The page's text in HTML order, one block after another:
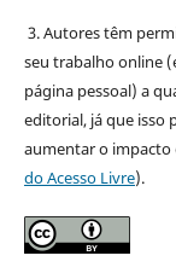
3. Autores têm
seu trabalho online
página pessoal) a
editorial, já que isso
aumentar o impacto
do Acesso Livre).